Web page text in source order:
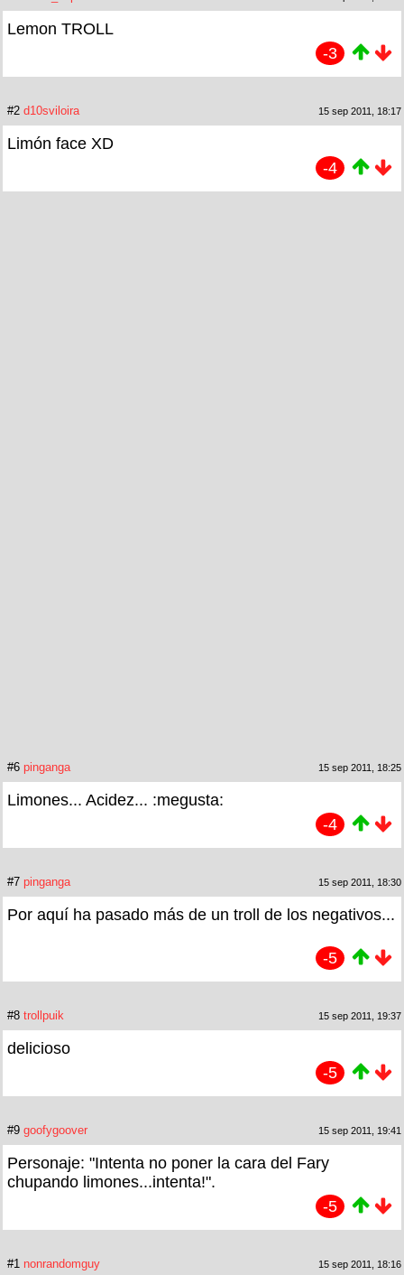
Lemon TROLL
-3
#2 d10sviloira 15 sep 2011, 18:17
Limón face XD
-4
#6 pinganga 15 sep 2011, 18:25
Limones... Acidez... :megusta:
-4
#7 pinganga 15 sep 2011, 18:30
Por aquí ha pasado más de un troll de los negativos...
-5
#8 trollpuik 15 sep 2011, 19:37
delicioso
-5
#9 goofygoover 15 sep 2011, 19:41
Personaje: "Intenta no poner la cara del Fary
chupando limones...intenta!".
-5
#1 nonrandomguy 15 sep 2011, 18:16